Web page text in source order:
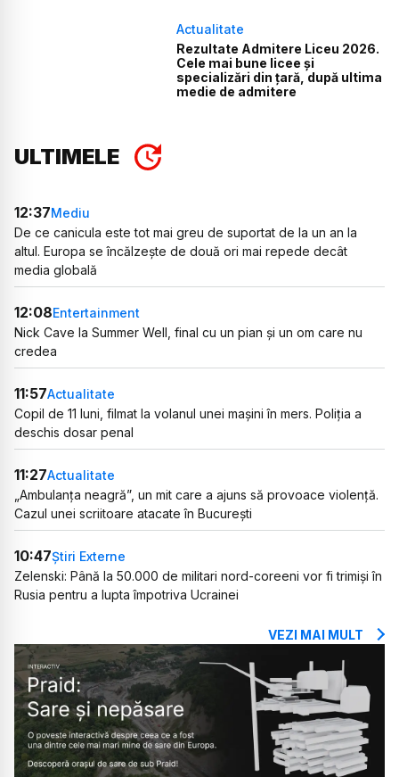
Actualitate
Rezultate Admitere Liceu 2026.
Cele mai bune licee și
specializări din țară, după ultima
medie de admitere
ULTIMELE
12:37Mediu
De ce canicula este tot mai greu de suportat de la un an la
altul. Europa se încălzește de două ori mai repede decât
media globală
12:08Entertainment
Nick Cave la Summer Well, final cu un pian și un om care nu
credea
11:57Actualitate
Copil de 11 luni, filmat la volanul unei mașini în mers. Poliția a
deschis dosar penal
11:27Actualitate
„Ambulanța neagră”, un mit care a ajuns să provoace violență.
Cazul unei scriitoare atacate în București
10:47Știri Externe
Zelenski: Până la 50.000 de militari nord-coreeni vor fi trimiși în
Rusia pentru a lupta împotriva Ucrainei
VEZI MAI MULT